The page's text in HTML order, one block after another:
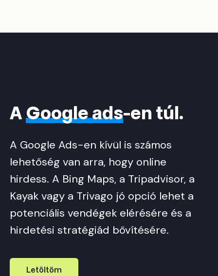
AGoogle ads-en túl.
A Google Ads-en kívül is számos
lehetőség van arra, hogy online
hirdess. A Bing Maps, a Tripadvisor, a
Kayak vagy a Trivago jó opció lehet a
potenciális vendégek elérésére és a
hirdetési stratégiád bővítésére.
Letöltöm